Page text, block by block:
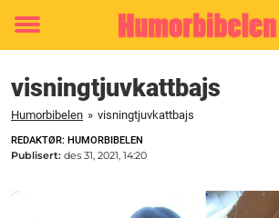
Toggle
visningtjuvkattbajs
Humorbibelen » visningtjuvkattbajs
REDAKTØR: HUMORBIBELEN
Publisert: des 31, 2021, 14:20